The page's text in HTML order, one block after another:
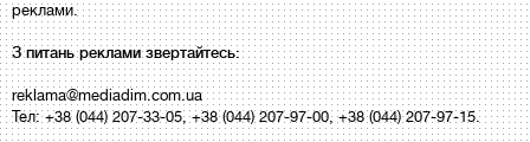
реклами.
З питань реклами звертайтесь:
reklama@mediadim.com.ua
Тел: +38 (044) 207-33-05, +38 (044) 207-97-00, +38 (044) 207-97-15.